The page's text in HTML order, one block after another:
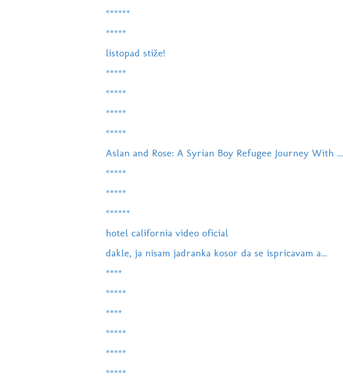
******
*****
listopad stiže!
*****
*****
*****
*****
Aslan and Rose: A Syrian Boy Refugee Journey With ...
*****
*****
******
hotel california video oficial
dakle, ja nisam jadranka kosor da se ispricavam a...
****
*****
****
*****
*****
*****